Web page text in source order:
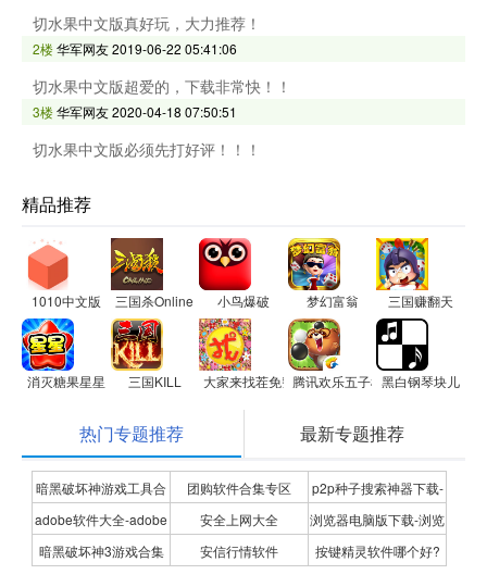
切水果中文版真好玩，大力推荐！
2楼华军网友2019-06-22 05:41:06
切水果中文版超爱的，下载非常快！！
3楼华军网友2020-04-18 07:50:51
切水果中文版必须先打好评！！！
精品推荐
1010中文版 三国杀Online 小鸟爆破 梦幻富翁 三国赚翻天
消灭糖果星星 三国KILL 大家来找茬免费版腾讯欢乐五子棋黑白钢琴块儿
热门专题推荐 最新专题推荐
暗黑破坏神游戏工具合
集
团购软件合集专区
p2p种子搜索神器下载-
P2P种子搜索神器专题
adobe软件大全-adobe
全系列软件下载-adobe
安全上网大全
浏览器电脑版下载-浏览
器下载合集
暗黑破坏神3游戏合集 安信行情软件
按键精灵软件哪个好?